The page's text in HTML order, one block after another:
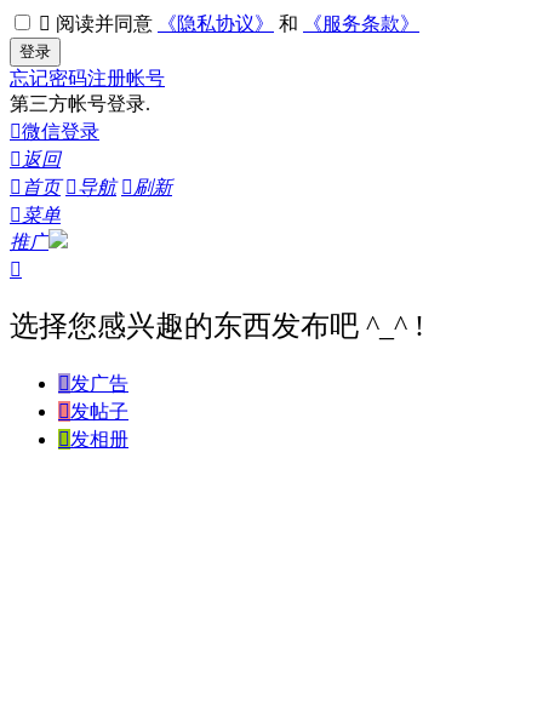
 阅读并同意 《隐私协议》 和 《服务条款》
登录
忘记密码注册帐号
第三方帐号登录.
微信登录
 返回
 首页 导航 刷新
菜单
推广

选择您感兴趣的东西发布吧 ^_^ !
发广告
发帖子
发相册